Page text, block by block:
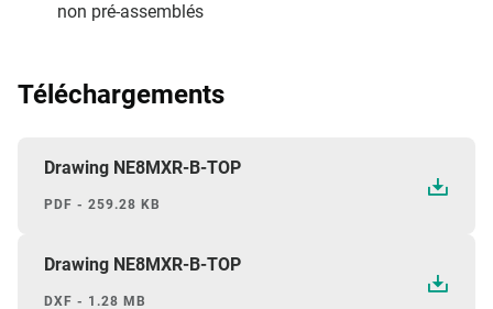
non pré-assemblés
Téléchargements
Drawing NE8MXR-B-TOP
PDF - 259.28 KB
Drawing NE8MXR-B-TOP
DXF - 1.28 MB